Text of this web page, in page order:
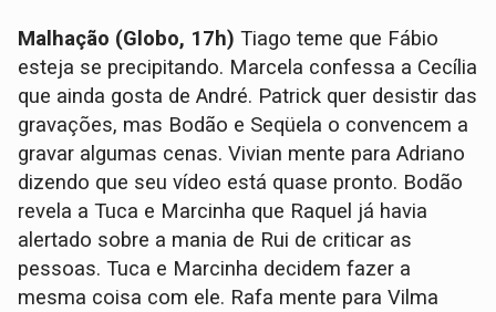
Malhação (Globo, 17h)Tiago teme que Fábio
esteja se precipitando. Marcela confessa a Cecília
que ainda gosta de André. Patrick quer desistir das
gravações, mas Bodão e Seqüela o convencem a
gravar algumas cenas. Vivian mente para Adriano
dizendo que seu vídeo está quase pronto. Bodão
revela a Tuca e Marcinha que Raquel já havia
alertado sobre a mania de Rui de criticar as
pessoas. Tuca e Marcinha decidem fazer a
mesma coisa com ele. Rafa mente para Vilma